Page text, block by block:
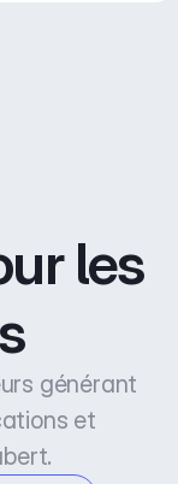
les
générant
et